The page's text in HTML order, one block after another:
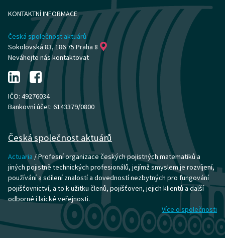
KONTAKTNÍ INFORMACE
Česká společnost aktuárů
Sokolovská 83, 186 75 Praha 8
Neváhejte nás kontaktovat
IČO: 49276034
Bankovní účet: 6143379/0800
Česká společnost aktuárů
Actuaria / Profesní organizace českých pojistných matematiků a
jiných pojistně technických profesionálů, jejímž smyslem je rozvíjení,
používání a sdílení znalostí a dovedností nezbytných pro fungování
pojišťovnictví, a to k užitku členů, pojišťoven, jejich klientů a další
odborné i laické veřejnosti.
Více o společnosti